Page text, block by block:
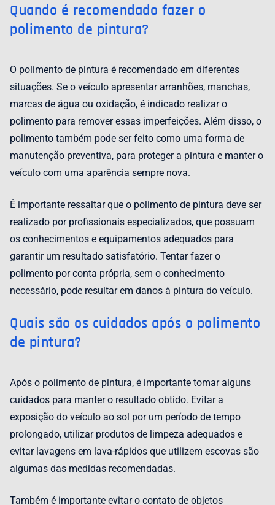
Quando é recomendado fazer o
polimento de pintura?
O polimento de pintura é recomendado em diferentes
situações. Se o veículo apresentar arranhões, manchas,
marcas de água ou oxidação, é indicado realizar o
polimento para remover essas imperfeições. Além disso, o
polimento também pode ser feito como uma forma de
manutenção preventiva, para proteger a pintura e manter o
veículo com uma aparência sempre nova.
É importante ressaltar que o polimento de pintura deve ser
realizado por profissionais especializados, que possuam
os conhecimentos e equipamentos adequados para
garantir um resultado satisfatório. Tentar fazer o
polimento por conta própria, sem o conhecimento
necessário, pode resultar em danos à pintura do veículo.
Quais são os cuidados após o polimento
de pintura?
Após o polimento de pintura, é importante tomar alguns
cuidados para manter o resultado obtido. Evitar a
exposição do veículo ao sol por um período de tempo
prolongado, utilizar produtos de limpeza adequados e
evitar lavagens em lava-rápidos que utilizem escovas são
algumas das medidas recomendadas.
Também é importante evitar o contato de objetos